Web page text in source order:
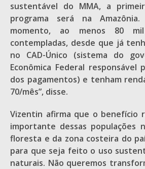
sustentável do MMA, a
programa será na
momento, ao menos 80
contempladas, desde que já
no CAD-Único (sistema do
Econômica Federal responsável
dos pagamentos) e tenham
70/mês”, disse.
Vizentin afirma que o benefício
importante dessas populações
floresta e da zona costeira do
para que seja feito o uso
naturais. Não queremos